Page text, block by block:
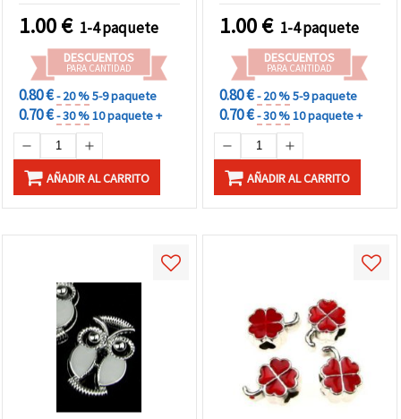
1.00€ 1-4 paquete
DESCUENTOS
PARA CANTIDAD
0.80 €- 20 %5-9 paquete
0.70 €- 30 %10 paquete +
AÑADIR AL CARRITO
1.00€ 1-4 paquete
DESCUENTOS
PARA CANTIDAD
0.80 €- 20 %5-9 paquete
0.70 €- 30 %10 paquete +
AÑADIR AL CARRITO